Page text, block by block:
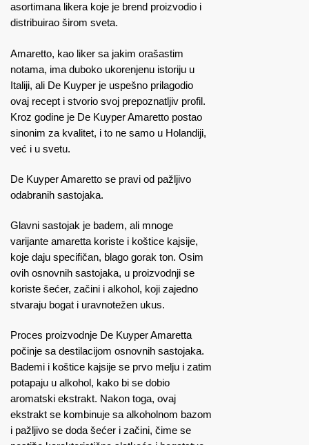
asortimana likera koje je brend proizvodio i
distribuirao širom sveta.
Amaretto, kao liker sa jakim orašastim
notama, ima duboko ukorenjenu istoriju u
Italiji, ali De Kuyper je uspešno prilagodio
ovaj recept i stvorio svoj prepoznatljiv profil.
Kroz godine je De Kuyper Amaretto postao
sinonim za kvalitet, i to ne samo u Holandiji,
već i u svetu.
De Kuyper Amaretto se pravi od pažljivo
odabranih sastojaka.
Glavni sastojak je badem, ali mnoge
varijante amaretta koriste i koštice kajsije,
koje daju specifičan, blago gorak ton. Osim
ovih osnovnih sastojaka, u proizvodnji se
koriste šećer, začini i alkohol, koji zajedno
stvaraju bogat i uravnotežen ukus.
Proces proizvodnje De Kuyper Amaretta
počinje sa destilacijom osnovnih sastojaka.
Bademi i koštice kajsije se prvo melju i zatim
potapaju u alkohol, kako bi se dobio
aromatski ekstrakt. Nakon toga, ovaj
ekstrakt se kombinuje sa alkoholnom bazom
i pažljivo se doda šećer i začini, čime se